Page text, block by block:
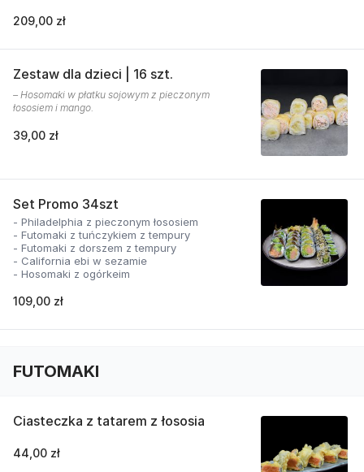
209,00 zł
Zestaw dla dzieci | 16 szt.
– Hosomaki w płatku sojowym z pieczonym
łososiem i mango.
39,00 zł
Set Promo 34szt
- Philadelphia z pieczonym łososiem
- Futomaki z tuńczykiem z tempury
- Futomaki z dorszem z tempury
- California ebi w sezamie
- Hosomaki z ogórkeim
109,00 zł
FUTOMAKI
Ciasteczka z tatarem z łososia
44,00 zł